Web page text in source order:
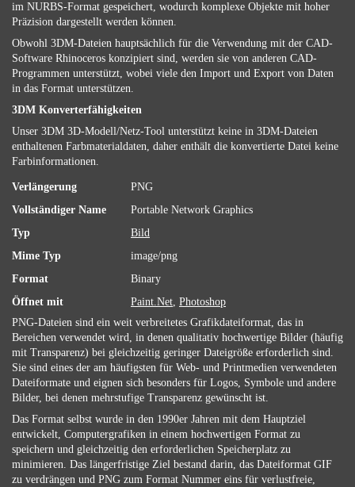
im NURBS-Format gespeichert, wodurch komplexe Objekte mit hoher
Präzision dargestellt werden können.
Obwohl 3DM-Dateien hauptsächlich für die Verwendung mit der CAD-
Software Rhinoceros konzipiert sind, werden sie von anderen CAD-
Programmen unterstützt, wobei viele den Import und Export von Daten
in das Format unterstützen.
3DM Konverterfähigkeiten
Unser 3DM 3D-Modell/Netz-Tool unterstützt keine in 3DM-Dateien
enthaltenen Farbmaterialdaten, daher enthält die konvertierte Datei keine
Farbinformationen.
Verlängerung
PNG
Vollständiger Name
Portable Network Graphics
Typ
Bild
Mime Typ
image/png
Format
Binary
Öffnet mit
Paint.Net, Photoshop
PNG-Dateien sind ein weit verbreitetes Grafikdateiformat, das in
Bereichen verwendet wird, in denen qualitativ hochwertige Bilder (häufig
mit Transparenz) bei gleichzeitig geringer Dateigröße erforderlich sind.
Sie sind eines der am häufigsten für Web- und Printmedien verwendeten
Dateiformate und eignen sich besonders für Logos, Symbole und andere
Bilder, bei denen mehrstufige Transparenz gewünscht ist.
Das Format selbst wurde in den 1990er Jahren mit dem Hauptziel
entwickelt, Computergrafiken in einem hochwertigen Format zu
speichern und gleichzeitig den erforderlichen Speicherplatz zu
minimieren. Das längerfristige Ziel bestand darin, das Dateiformat GIF
zu verdrängen und PNG zum Format Nummer eins für verlustfreie,